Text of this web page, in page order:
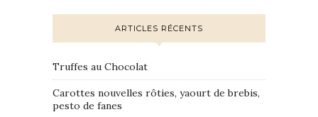
ARTICLES RÉCENTS
Truffes au Chocolat
Carottes nouvelles rôties, yaourt de brebis,
pesto de fanes